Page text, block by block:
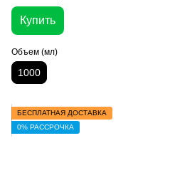
Купить
Объем (мл)
1000
БЕСПЛАТНАЯ ДОСТАВКА
0% РАССРОЧКА